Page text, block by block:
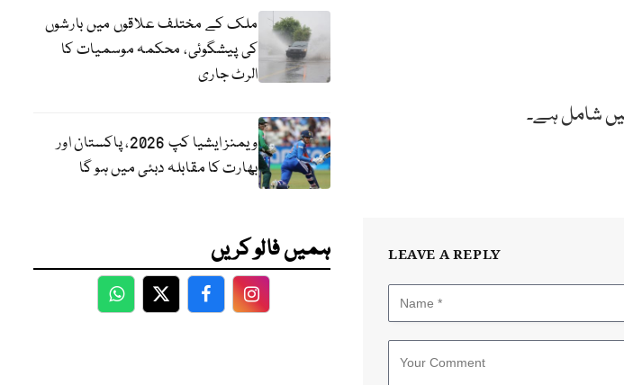
شامل ہے۔
LEAVE A REPLY
ملک کے مختلف علاقوں میں بارشوں
کی پیشگوئی، محکمہ موسمیات کا
الرٹ جاری
ویمنز ایشیا کپ 2026، پاکستان اور
بھارت کا مقابلہ دبئی میں ہو گا
ہمیں فالو کریں
WhatsApp
TwitterFacebookFacebook